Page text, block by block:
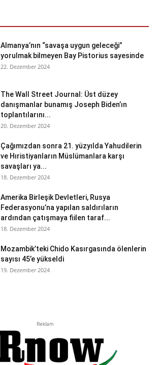
Almanya’nın “savaşa uygun geleceği”
yorulmak bilmeyen Bay Pistorius sayesinde
22. Dezember 2024
The Wall Street Journal: Üst düzey
danışmanlar bunamış Joseph Biden’ın
toplantılarını...
20. Dezember 2024
Çağımızdan sonra 21. yüzyılda Yahudilerin
ve Hıristiyanların Müslümanlara karşı
savaşları ya...
18. Dezember 2024
Amerika Birleşik Devletleri, Rusya
Federasyonu’na yapılan saldırıların
ardından çatışmaya fiilen taraf...
18. Dezember 2024
Mozambik’teki Chido Kasırgasında ölenlerin
sayısı 45’e yükseldi
19. Dezember 2024
Reklam